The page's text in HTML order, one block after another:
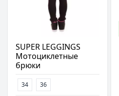
SUPER LEGGINGS
Мотоциклетные
брюки
34 36